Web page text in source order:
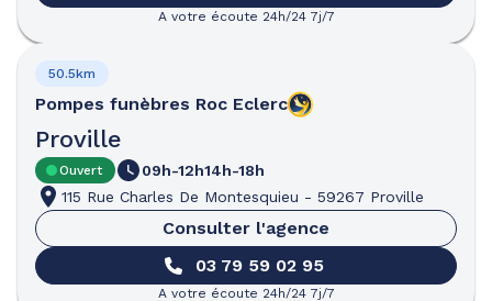
A votre écoute 24h/24 7j/7
Pompes funèbres Roc Eclerc
Proville
50.5km
Ouvert 09h-12h14h-18h
115 Rue Charles De Montesquieu - 59267 Proville
Consulter l'agence
03 79 59 02 95
A votre écoute 24h/24 7j/7